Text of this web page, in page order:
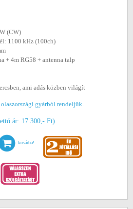
(CW)
1100 kHz (100ch)
+ 4m RG58 + antenna talp
ami adás közben világít
gyárból rendeljük.
ár: 17.300,- Ft)
kosárba!